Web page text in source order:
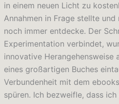
in einem neuen Licht zu
Annahmen in Frage stellte
noch immer entdecke. Der
Experimentation verbindet,
innovative Herangehensweise
eines großartigen Buches
Verbundenheit mit dem
spüren. Ich bezweifle, dass